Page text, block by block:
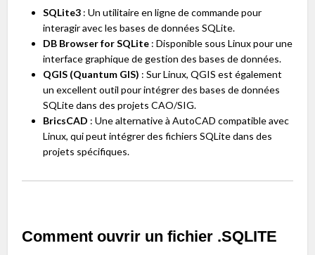
SQLite3 : Un utilitaire en ligne de commande pour
interagir avec les bases de données SQLite.
DB Browser for SQLite : Disponible sous Linux pour une
interface graphique de gestion des bases de données.
QGIS (Quantum GIS) : Sur Linux, QGIS est également
un excellent outil pour intégrer des bases de données
SQLite dans des projets CAO/SIG.
BricsCAD : Une alternative à AutoCAD compatible avec
Linux, qui peut intégrer des fichiers SQLite dans des
projets spécifiques.
Comment ouvrir un fichier .SQLITE